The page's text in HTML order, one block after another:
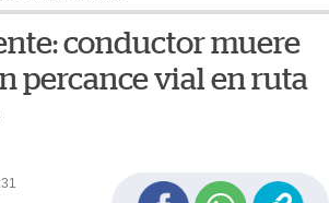
conductor muere
percance vial en ruta